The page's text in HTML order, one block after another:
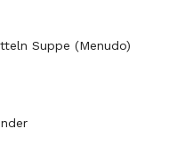
Suppe (Menudo)